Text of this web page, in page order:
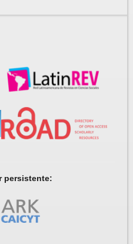
persistente: